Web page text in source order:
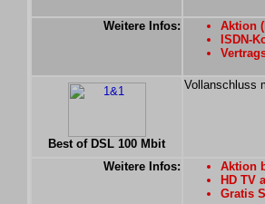
Weitere Infos:
Aktion
ISDN-
Best of DSL 100 Mbit
Vollanschluss
Weitere Infos:
Aktion
HD TV
Gratis